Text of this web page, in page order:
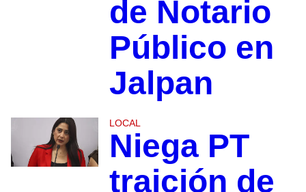
de Notario
Público en
Jalpan
LOCAL
Niega PT
traición de